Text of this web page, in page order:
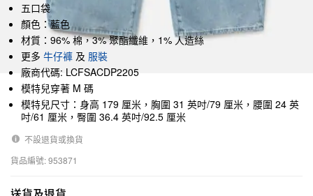
五口袋
顏色：藍色
材質：96% 棉，3% 聚酯纖維，1% 人造絲
更多 牛仔褲 及 服裝
廠商代碼: LCFSACDP2205
模特兒穿著 M 碼
模特兒尺寸：身高 179 厘米，胸圍 31 英吋/79 厘米，腰圍 24 英
吋/61 厘米，臀圍 36.4 英吋/92.5 厘米
不設退貨或換貨
貨品編號: 953871